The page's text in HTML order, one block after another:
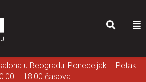
u Beogradu: Ponedeljak – Petak |
– 18:00 časova.